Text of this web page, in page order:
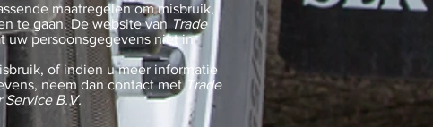
maatregelen om misbruik,
te gaan. De website van Trade
uw persoonsgegevens niet in
of indien u meer informatie
neem dan contact metTrade
Service B.V.